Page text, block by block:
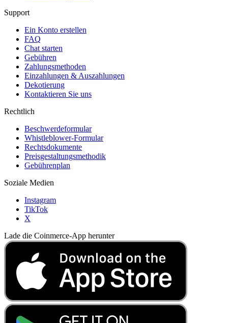
Support
Ein Konto erstellen
FAQ
Chat starten
Gebühren
Zahlungsmethoden
Einzahlungen & Auszahlungen
Dekotierung
Kontaktieren Sie uns
Rechtlich
Beschwerdeformular
Whistleblower-Formular
Rechtsdokumente
Preisgestaltungsmethodik
Gebührenplan
Soziale Medien
Instagram
TikTok
X
Lade die Coinmerce-App herunter